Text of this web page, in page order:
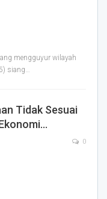
mengguyur wilayah
siang…
Tidak Sesuai
0